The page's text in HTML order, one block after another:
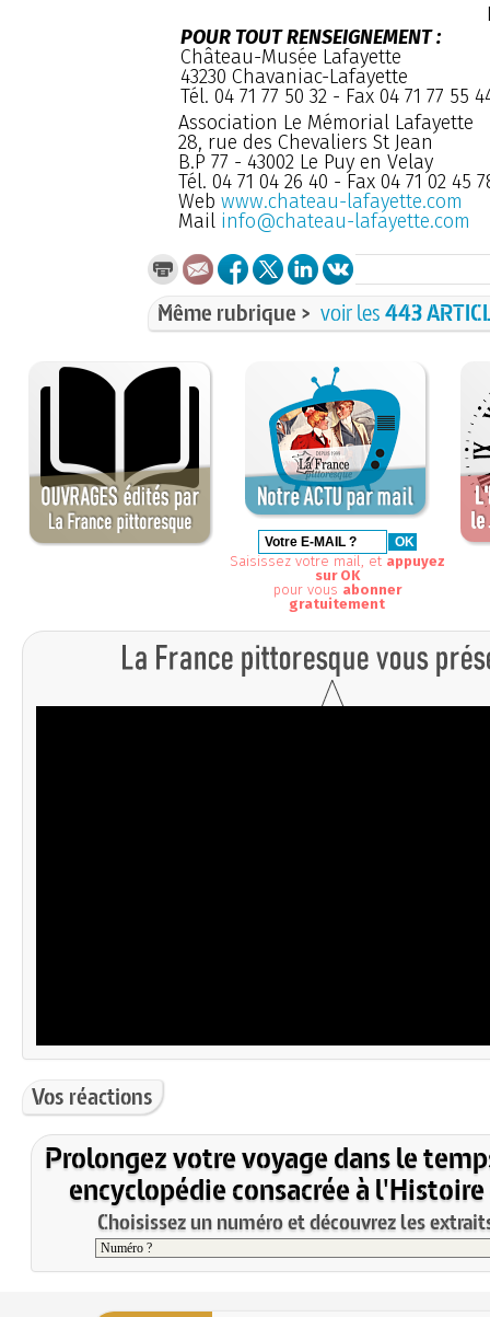
POUR TOUT RENSEIGNEMENT :
Château-Musée Lafayette
43230 Chavaniac-Lafayette
Tél. 04 71 77 50 32 - Fax 04 71 77 55
Association Le Mémorial Lafayette
28, rue des Chevaliers St Jean
B.P 77 - 43002 Le Puy en Velay
Tél. 04 71 04 26 40 - Fax 04 71 02 45
Web www.chateau-lafayette.com
Mail info@chateau-lafayette.com
Même rubrique > voir les443
Saisissez votre mail, et appuyez
sur OK
pour vous abonner
gratuitement
Vos réactions
Prolongez votre voyage dans le
encyclopédie consacrée à l'Histoire
Choisissez un numéro et découvrez les